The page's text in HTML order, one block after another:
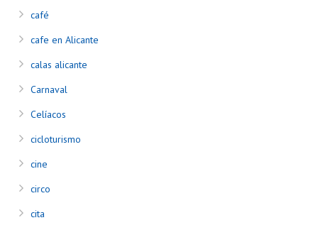
café
cafe en Alicante
calas alicante
Carnaval
Celíacos
cicloturismo
cine
circo
cita